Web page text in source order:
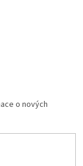
o nových